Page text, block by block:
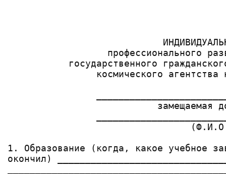
профессионального
государственного
космического агентства
замещаемая
1. Образование (когда, какое учебное
окончил)